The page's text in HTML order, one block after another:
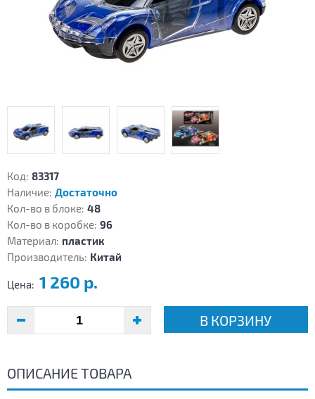
Код: 83317
Наличие: Достаточно
Кол-во в блоке: 48
Кол-во в коробке: 96
Материал: пластик
Производитель: Китай
Цена: 1 260 р.
В КОРЗИНУ
ОПИСАНИЕ ТОВАРА